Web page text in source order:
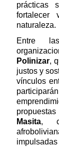
prácticas
fortalecer
naturaleza.
Entre
Polinizar,
justos y
vínculos
Masita,